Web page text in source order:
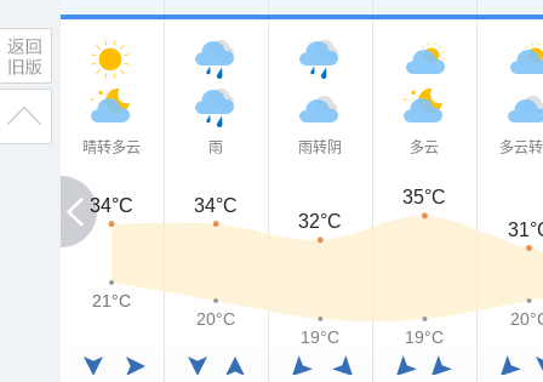
晴转多云 雨 雨转阴 多云 多云
34°C
34°C 34°C
32°C
35°C
21°C
21°C
20°C
19°C
19°C